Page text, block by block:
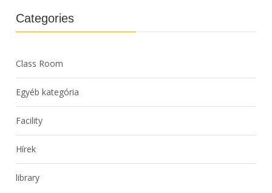
Categories
Class Room
Egyéb kategória
Facility
Hírek
library